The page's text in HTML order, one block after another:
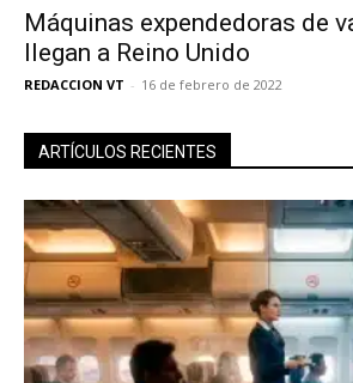
Máquinas expendedoras de
llegan a Reino Unido
REDACCION VT - 16 de febrero de 2022
ARTÍCULOS RECIENTES